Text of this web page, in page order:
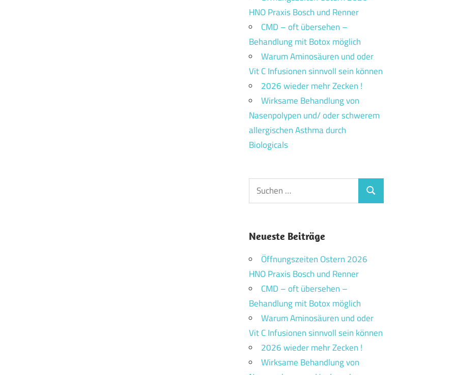
HNO Praxis Bosch und Renner
CMD – oft übersehen –
Behandlung mit Botox möglich
Warum Aminosäuren und oder
Vit C Infusionen sinnvoll sein können
2026 wieder mehr Zecken !
Wirksame Behandlung von
Nasenpolypen und/ oder schwerem
allergischen Asthma durch
Biologicals
Suchen
nach:
Suchen
Neueste Beiträge
Öffnungszeiten Ostern 2026
HNO Praxis Bosch und Renner
CMD – oft übersehen –
Behandlung mit Botox möglich
Warum Aminosäuren und oder
Vit C Infusionen sinnvoll sein können
2026 wieder mehr Zecken !
Wirksame Behandlung von